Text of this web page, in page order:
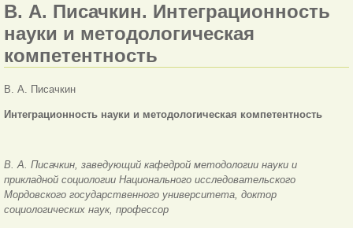
В. А. Писачкин. Интеграционность
науки и методологическая
компетентность
В. А. Писачкин
Интеграционность науки и методологическая компетентность
В. А. Писачкин, заведующий кафедрой методологии науки и
прикладной социологии Национального исследовательского
Мордовского государственного университета, доктор
социологических наук, профессор